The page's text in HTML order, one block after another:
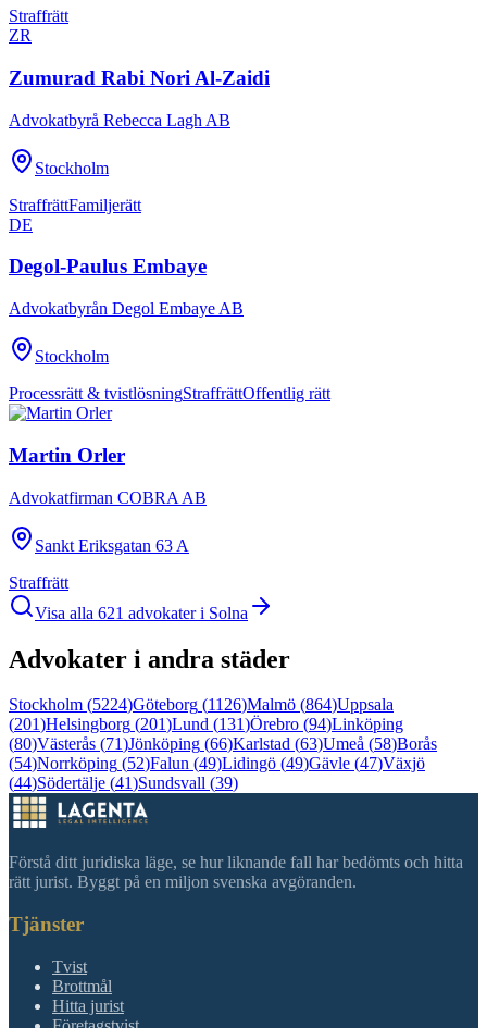
Straffrätt
ZR
Zumurad Rabi Nori Al-Zaidi
Advokatbyrå Rebecca Lagh AB
Stockholm
StraffrättFamiljerätt
DE
Degol-Paulus Embaye
Advokatbyrån Degol Embaye AB
Stockholm
Processrätt & tvistlösningStraffrättOffentlig rätt
Martin Orler
Advokatfirman COBRA AB
Sankt Eriksgatan 63 A
Straffrätt
Visa alla 621 advokater i Solna
Advokater i andra städer
Stockholm (5224)Göteborg (1126)Malmö (864)Uppsala
(201)Helsingborg (201)Lund (131)Örebro (94)Linköping
(80)Västerås (71)Jönköping (66)Karlstad (63)Umeå (58)Borås
(54)Norrköping (52)Falun (49)Lidingö (49)Gävle (47)Växjö
(44)Södertälje (41)Sundsvall (39)
Förstå ditt juridiska läge, se hur liknande fall har bedömts och hitta
rätt jurist. Byggt på en miljon svenska avgöranden.
Tjänster
Tvist
Brottmål
Hitta jurist